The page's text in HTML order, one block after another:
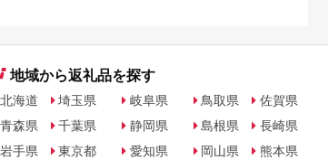
地域から返礼品を探す
北海道
青森県
岩手県
埼玉県
千葉県
東京都
岐阜県
静岡県
愛知県
鳥取県
島根県
岡山県
佐賀県
長崎県
熊本県